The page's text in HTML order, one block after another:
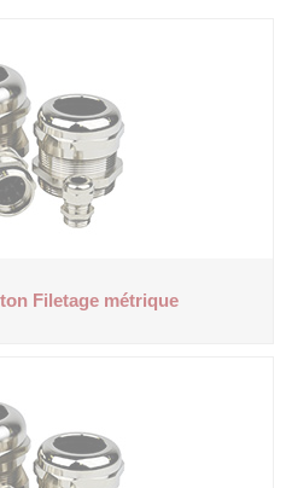
Filetage métrique